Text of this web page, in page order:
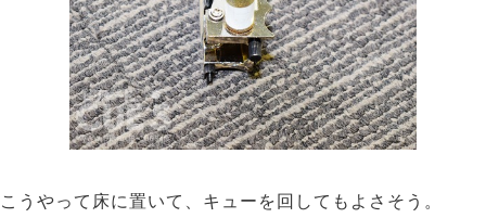
こうやって床に置いて、キューを回してもよさそう。